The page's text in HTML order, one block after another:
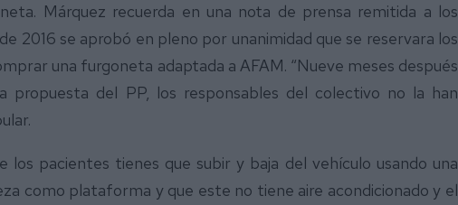
Márquez recuerda en una nota de prensa remitida a los
2016 se aprobó en pleno por unanimidad que se reservara los
una furgoneta adaptada a AFAM. “Nueve meses después
propuesta del PP, los responsables del colectivo no la han
los pacientes tienes que subir y baja del vehículo usando una
como plataforma y que este no tiene aire acondicionado y el